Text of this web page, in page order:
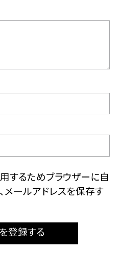
するためブラウザーに自
メールアドレスを保存す
登録する